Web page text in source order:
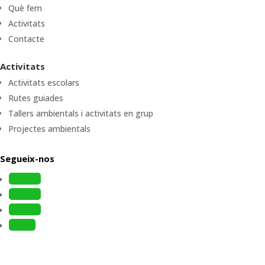
Què fem
Activitats
Contacte
Activitats
Activitats escolars
Rutes guiades
Tallers ambientals i activitats en grup
Projectes ambientals
Segueix-nos
Follow
Follow
Follow
Follow